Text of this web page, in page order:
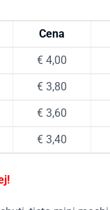
Cena
€ 4,00
€ 3,80
€ 3,60
€ 3,40